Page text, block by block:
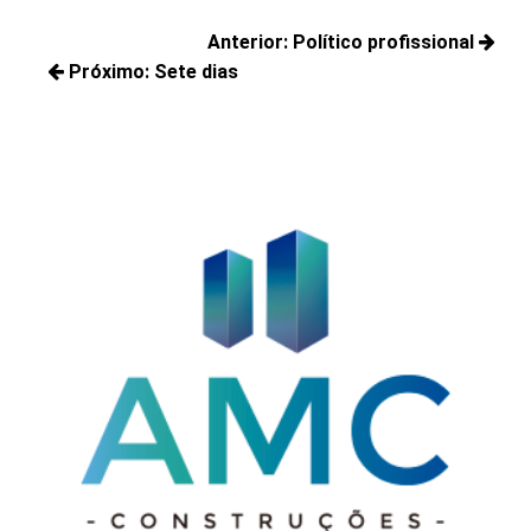
Navegação
de
Anterior: Político profissional
Próximo: Sete dias